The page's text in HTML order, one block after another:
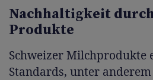
Nachhaltigkeit
Produkte
Schweizer Milchprodukte
Standards, unter